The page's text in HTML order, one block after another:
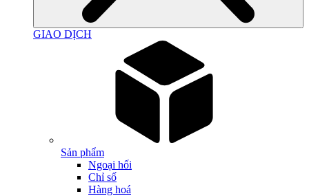
GIAO DỊCH
Sản phẩm
Ngoại hối
Chỉ số
Hàng hoá